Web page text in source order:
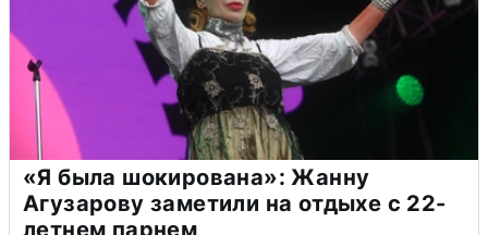
«Я была шокирована»: Жанну
Агузарову заметили на отдыхе с 22-
летнем парнем